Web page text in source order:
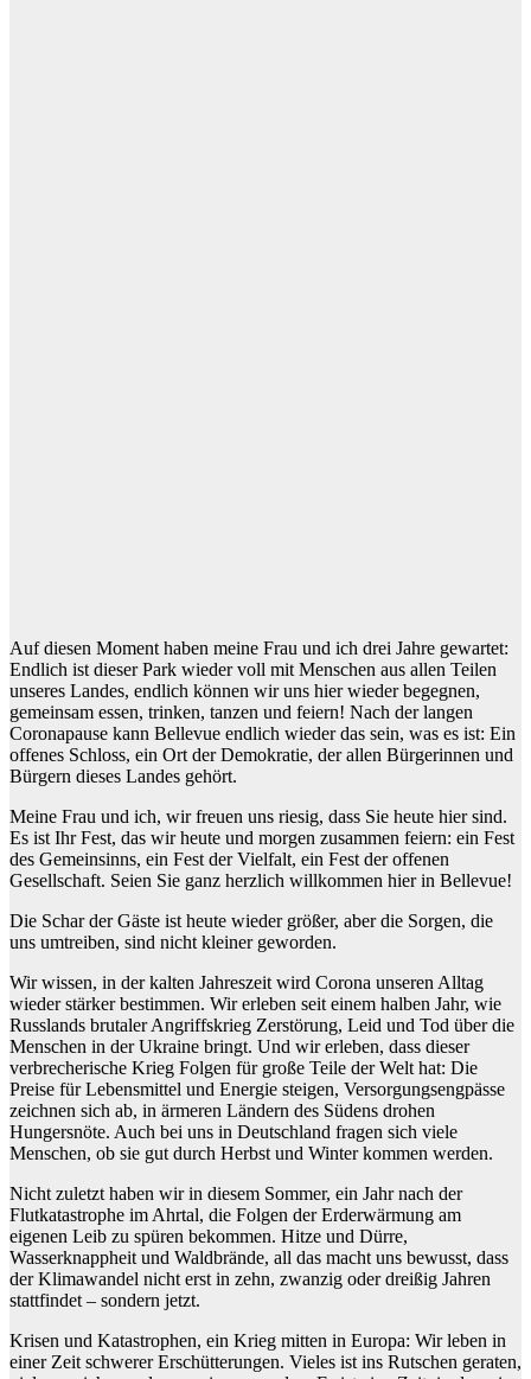
Auf diesen Moment haben meine Frau und ich drei Jahre gewartet:
Endlich ist dieser Park wieder voll mit Menschen aus allen Teilen
unseres Landes, endlich können wir uns hier wieder begegnen,
gemeinsam essen, trinken, tanzen und feiern! Nach der langen
Coronapause kann Bellevue endlich wieder das sein, was es ist: Ein
offenes Schloss, ein Ort der Demokratie, der allen Bürgerinnen und
Bürgern dieses Landes gehört.
Meine Frau und ich, wir freuen uns riesig, dass Sie heute hier sind.
Es ist Ihr Fest, das wir heute und morgen zusammen feiern: ein Fest
des Gemeinsinns, ein Fest der Vielfalt, ein Fest der offenen
Gesellschaft. Seien Sie ganz herzlich willkommen hier in Bellevue!
Die Schar der Gäste ist heute wieder größer, aber die Sorgen, die
uns umtreiben, sind nicht kleiner geworden.
Wir wissen, in der kalten Jahreszeit wird Corona unseren Alltag
wieder stärker bestimmen. Wir erleben seit einem halben Jahr, wie
Russlands brutaler Angriffskrieg Zerstörung, Leid und Tod über die
Menschen in der Ukraine bringt. Und wir erleben, dass dieser
verbrecherische Krieg Folgen für große Teile der Welt hat: Die
Preise für Lebensmittel und Energie steigen, Versorgungsengpässe
zeichnen sich ab, in ärmeren Ländern des Südens drohen
Hungersnöte. Auch bei uns in Deutschland fragen sich viele
Menschen, ob sie gut durch Herbst und Winter kommen werden.
Nicht zuletzt haben wir in diesem Sommer, ein Jahr nach der
Flutkatastrophe im Ahrtal, die Folgen der Erderwärmung am
eigenen Leib zu spüren bekommen. Hitze und Dürre,
Wasserknappheit und Waldbrände, all das macht uns bewusst, dass
der Klimawandel nicht erst in zehn, zwanzig oder dreißig Jahren
stattfindet – sondern jetzt.
Krisen und Katastrophen, ein Krieg mitten in Europa: Wir leben in
einer Zeit schwerer Erschütterungen. Vieles ist ins Rutschen geraten,